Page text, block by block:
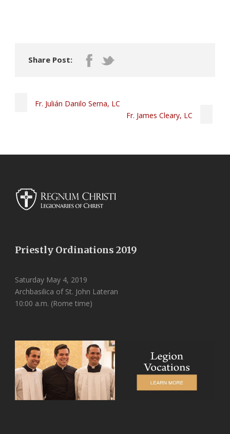
Share Post:
Fr. Julián Danilo Serna, LC
Fr. James Cleary, LC
Priestly Ordinations 2019
Saturday May 4, 2019
Archbasilica of St. John Lateran
10:00 a.m. (Rome time)